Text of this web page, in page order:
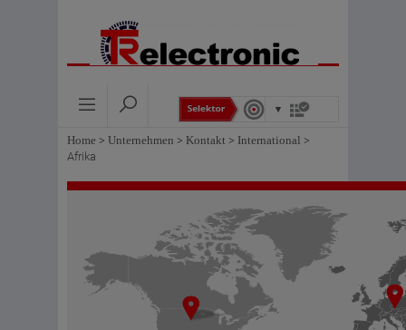
Home > Unternehmen > Kontakt > International >
Afrika